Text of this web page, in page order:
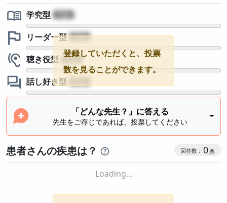
学究型
?
リーダー型
?
聴き役型
?
話し好き型
「どんな先生？」に答える
先生をご存じであれば、投票してください
登録していただくと、投票
数を見ることができます。
患者さんの疾患は？ 0
Loading...